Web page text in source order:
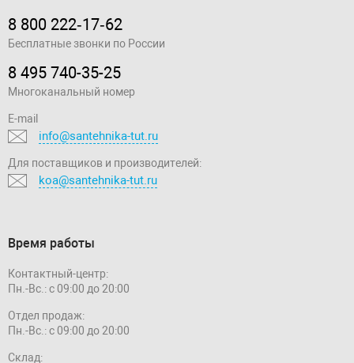
8 800 222‑17‑62
Бесплатные звонки по России
8 495 740-35-25
Многоканальный номер
E-mail
info@santehnika-tut.ru
Для поставщиков и производителей:
koa@santehnika-tut.ru
Время работы
Контактный-центр:
Пн.-Вс.: с 09:00 до 20:00
Отдел продаж:
Пн.-Вс.: с 09:00 до 20:00
Склад: